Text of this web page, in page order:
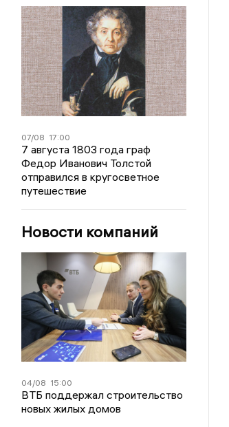
07/08 17:00
7 августа 1803 года граф
Федор Иванович Толстой
отправился в кругосветное
путешествие
Новости компаний
04/08 15:00
ВТБ поддержал строительство
новых жилых домов